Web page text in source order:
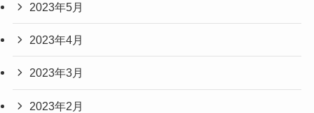
2023年5月
2023年4月
2023年3月
2023年2月